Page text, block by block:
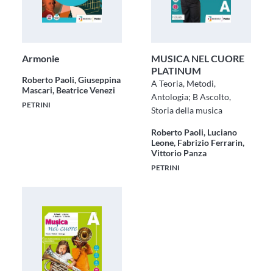
Armonie
Roberto Paoli, Giuseppina
Mascari, Beatrice Venezi
PETRINI
MUSICA NEL CUORE
PLATINUM
A Teoria, Metodi,
Antologia; B Ascolto,
Storia della musica
Roberto Paoli, Luciano
Leone, Fabrizio Ferrarin,
Vittorio Panza
PETRINI